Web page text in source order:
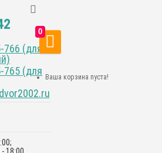
766 (для
765 (для
0
Ваша корзина пуста!